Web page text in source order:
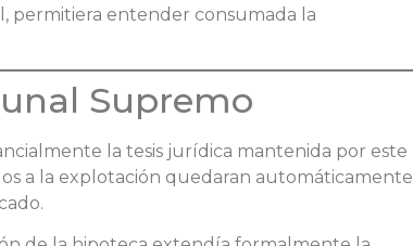
permitiera entender consumada la
Supremo
la tesis jurídica mantenida por este
a la explotación quedaran automáticamente